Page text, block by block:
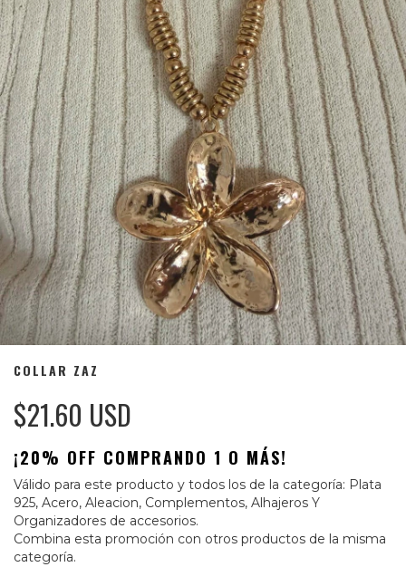
COLLAR ZAZ
$21.60 USD
¡20% OFF COMPRANDO 1 O MÁS!
Válido para este producto y todos los de la categoría: Plata
925, Acero, Aleacion, Complementos, Alhajeros Y
Organizadores de accesorios.
Combina esta promoción con otros productos de la misma
categoría.